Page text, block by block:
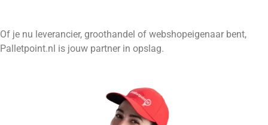
Of je nu leverancier, groothandel of webshopeigenaar bent,
Palletpoint.nl is jouw partner in opslag.